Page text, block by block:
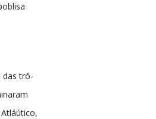
das tró-